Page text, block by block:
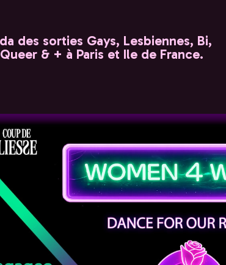
des sorties Gays, Lesbiennes, Bi,
& + à Paris et Ile de France.